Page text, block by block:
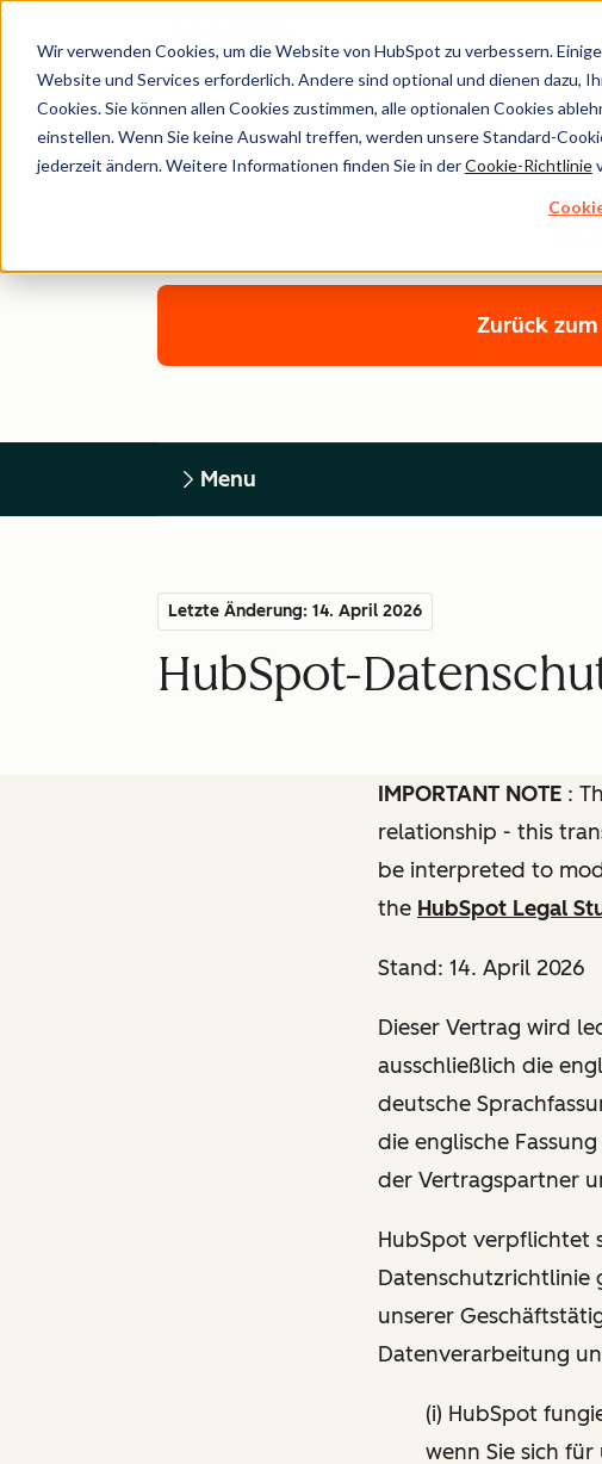
Wir verwenden Cookies, um die Website von HubSpot zu verbessern.
Website und Services erforderlich. Andere sind optional und dienen dazu,
Cookies. Sie können allen Cookies zustimmen, alle optionalen Cookies
einstellen. Wenn Sie keine Auswahl treffen, werden unsere Standard-
jederzeit ändern. Weitere Informationen finden Sie in derCookie-Richtlinie
Zurück
Menu
Letzte Änderung: 14. April 2026
HubSpot-
IMPORTANT NOTE :
relationship - this
be interpreted to
the HubSpot Legal
Stand: 14. April 2026
Dieser Vertrag wird
ausschließlich die
deutsche
die englische
der Vertragspartner
HubSpot verpflichtet
Datenschutzrichtlinie
unserer
Datenverarbeitung
(i) HubSpot
wenn Sie sich